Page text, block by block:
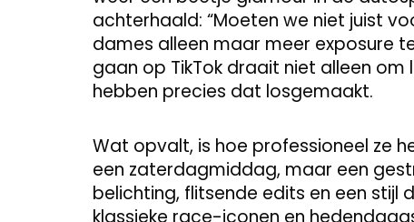
achterhaald: “Moeten we niet juist
dames alleen maar meer exposure
gaan op TikTok draait niet alleen om
hebben precies dat losgemaakt.
Wat opvalt, is hoe professioneel ze
een zaterdagmiddag, maar een
belichting, flitsende edits en een stijl
klassieke race-iconen en